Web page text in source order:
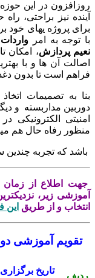
در این حوزه
نیز براحتی،
پروژه یهای خود
توجه به امرواردات
پردازش، امکان
آن ها و با
است تا بدون
به تصمیمات
مداربسته و
الکترونیکی
رفاه حال هم
که تجربه چندین
اطلاع از زمان
زیر،
و از طریقاین
تقویم آموزشی
تاریخ برگزاری